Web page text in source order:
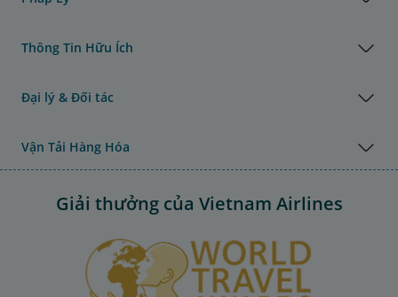
Thông Tin Hữu Ích
Đại lý & Đối tác
Vận Tải Hàng Hóa
Giải thưởng của Vietnam Airlines